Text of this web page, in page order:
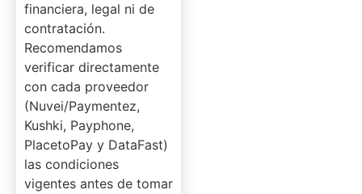
financiera, legal ni de
contratación.
Recomendamos
verificar directamente
con cada proveedor
(Nuvei/Paymentez,
Kushki, Payphone,
PlacetoPay y DataFast)
las condiciones
vigentes antes de tomar